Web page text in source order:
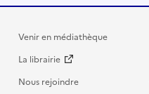
Venir en médiathèque
La librairie
Nous rejoindre